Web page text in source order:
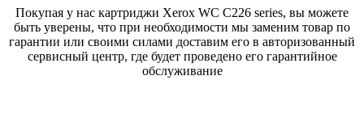
Покупая у нас картриджи Xerox WC C226 series, вы можете
быть уверены, что при необходимости мы заменим товар по
гарантии или своими силами доставим его в авторизованный
сервисный центр, где будет проведено его гарантийное
обслуживание